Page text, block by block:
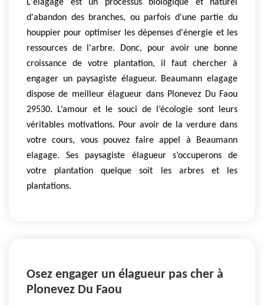
L'élagage est un processus biologique et naturel
d'abandon des branches, ou parfois d'une partie du
houppier pour optimiser les dépenses d'énergie et les
ressources de l'arbre. Donc, pour avoir une bonne
croissance de votre plantation, il faut chercher à
engager un paysagiste élagueur. Beaumann elagage
dispose de meilleur élagueur dans Plonevez Du Faou
29530. L’amour et le souci de l’écologie sont leurs
véritables motivations. Pour avoir de la verdure dans
votre cours, vous pouvez faire appel à Beaumann
elagage. Ses paysagiste élagueur s’occuperons de
votre plantation quelque soit les arbres et les
plantations.
Osez engager un élagueur pas cher à
Plonevez Du Faou